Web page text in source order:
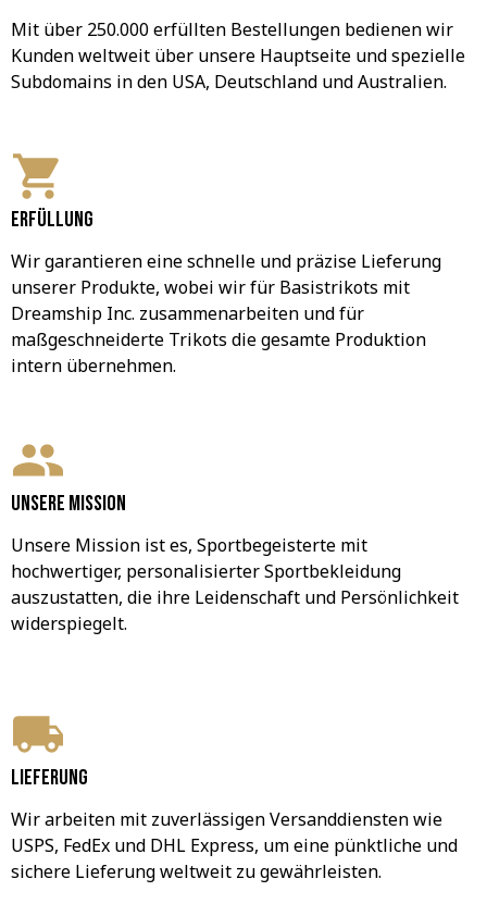
Mit über 250.000 erfüllten Bestellungen bedienen wir
Kunden weltweit über unsere Hauptseite und spezielle
Subdomains in den USA, Deutschland und Australien.
Erfüllung
Wir garantieren eine schnelle und präzise Lieferung
unserer Produkte, wobei wir für Basistrikots mit
Dreamship Inc. zusammenarbeiten und für
maßgeschneiderte Trikots die gesamte Produktion
intern übernehmen.
Unsere Mission
Unsere Mission ist es, Sportbegeisterte mit
hochwertiger, personalisierter Sportbekleidung
auszustatten, die ihre Leidenschaft und Persönlichkeit
widerspiegelt.
Lieferung
Wir arbeiten mit zuverlässigen Versanddiensten wie
USPS, FedEx und DHL Express, um eine pünktliche und
sichere Lieferung weltweit zu gewährleisten.